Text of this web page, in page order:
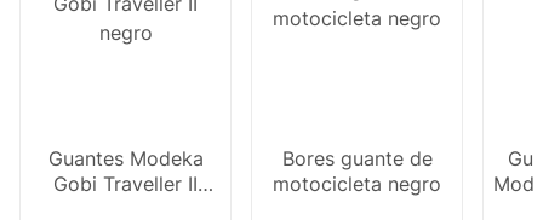
Guantes Modeka
Gobi Traveller II
Bores guante de
motocicleta negro